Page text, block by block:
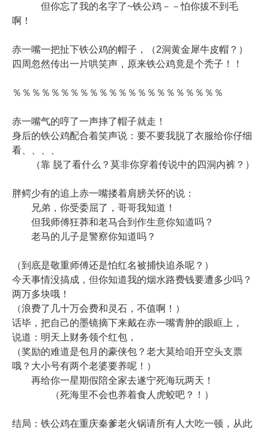
但你忘了我的名字了~铁公鸡－－怕你拔不到毛
啊！
赤一嘴一把扯下铁公鸡的帽子，（2洞黄金犀牛皮帽？）
四周忽然传出一片哄笑声，原来铁公鸡竟是个秃子！！
％％％％％％％％％％％％％％％％％％％％％％
赤一嘴气的哼了一声摔了帽子就走！
身后的铁公鸡配合着笑声说：要不要我脱了衣服给你仔细
看、、、、
（靠 脱了看什么？莫非你穿着传说中的四洞内裤？）
胖鳄少有的追上赤一嘴搂着肩膀关怀的说：
兄弟，你受委屈了，哥哥我知道！
但我师傅狂莽和老马合到作生意你知道吗？
老马的儿子是警察你知道吗？
（到底是敬重师傅还是怕红名被捕快追杀呢？）
今天事情没搞成，但你知道我的烟水路费钱要遭多少吗？
两万多块哦！
（浪费了几十万会费和灵石，不值啊！）
话毕，把自己的墨镜摘下来戴在赤一嘴青肿的眼眶上，
说道：明天上财务领个红包，
（奖励的难道是包月的豪侠包？老大莫给咱开空头支票
哦？大小号有两个老婆要养呢！）
再给你一星期假陪全家去遂宁死海玩两天！
（死海里不会也养着食人虎蛟吧？！）
结局：铁公鸡在重庆秦爹老火锅请所有人大吃一顿，从此